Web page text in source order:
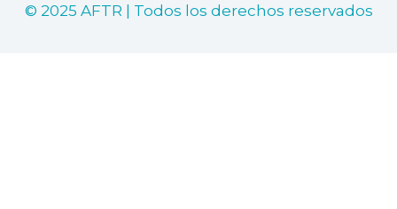
© 2025 AFTR | Todos los derechos reservados